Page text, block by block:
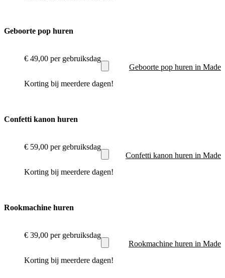
Geboorte pop huren
€ 49,00 per gebruiksdag
Korting bij meerdere dagen!
Geboorte pop huren in Made
Confetti kanon huren
€ 59,00 per gebruiksdag
Korting bij meerdere dagen!
Confetti kanon huren in Made
Rookmachine huren
€ 39,00 per gebruiksdag
Korting bij meerdere dagen!
Rookmachine huren in Made